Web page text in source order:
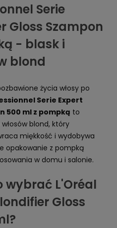
Serie
Gloss Szampon
- blask i
blond
życia włosy po
Serie Expert
500 ml z pompką to
blond, który
miękkość i wydobywa
opakowanie z pompką
w domu i salonie.
wybrać L'Oréal
Gloss